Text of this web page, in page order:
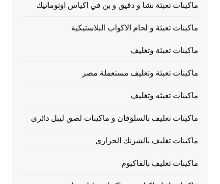
ماكينات تعبئة نشا و دقيق و بن في اكياس اوتوماتيك
ماكينات تعبئة و لحام الاكواب البلاستيكية
ماكينات تعبئة وتغليف
ماكينات تعبئة وتغليف مستعملة مصر
ماكينات تعبئه وتغليف
ماكينات تغليف بالسلوفان و ماكينات لصق ليبل دائرى
ماكينات تغليف بالشرنك الحرارى
ماكينات تغليف بالفاكيوم